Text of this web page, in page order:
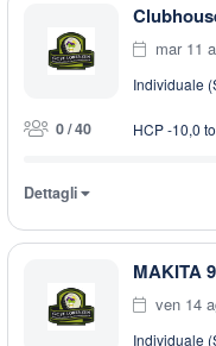
mar 11
Individuale
0 / 40 HCP -10,0
Dettagli
MAKITA 9
ven 14
Individuale